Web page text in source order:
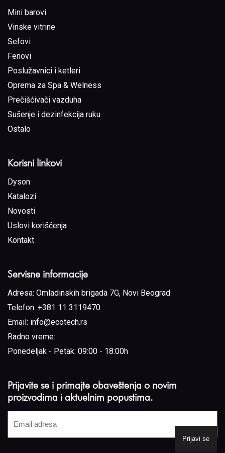
Mini barovi
Vinske vitrine
Sefovi
Fenovi
Poslužavnici i ketleri
Oprema za Spa & Welness
Prečišćivači vazduha
Sušenje i dezinfekcija ruku
Ostalo
Korisni linkovi
Dyson
Katalozi
Novosti
Uslovi korišćenja
Kontakt
Servisne informacije
Adresa: Omladinskih brigada 7G, Novi Beograd
Telefon: +381 11 3119470
Email: info@ecotech.rs
Radno vreme:
Ponedeljak - Petak: 09:00 - 18:00h
Prijavite se i primajte obaveštenja o novim
proizvodima i aktuelnim popustima.
adresa